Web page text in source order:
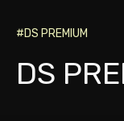
#DS PREMIUM
DS